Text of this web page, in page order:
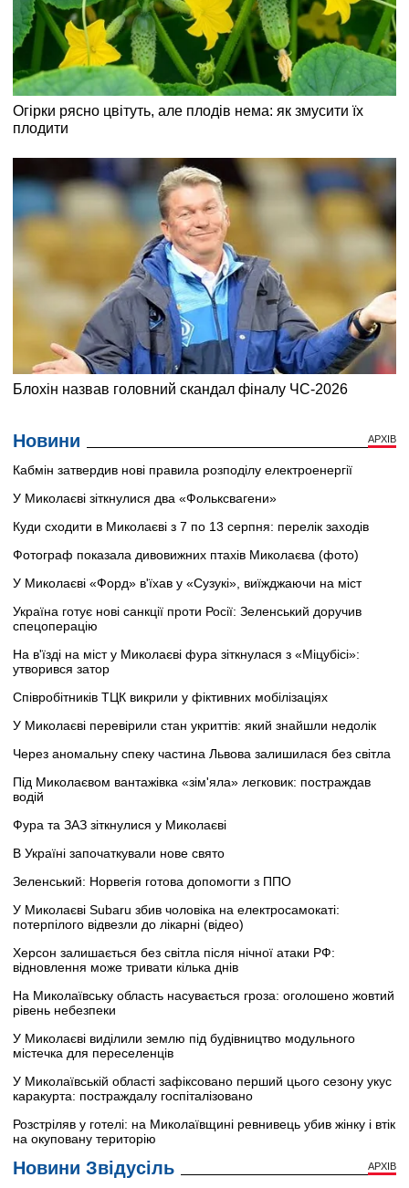
Новини АРХІВ
Кабмін затвердив нові правила розподілу електроенергії
У Миколаєві зіткнулися два «Фольксвагени»
Куди сходити в Миколаєві з 7 по 13 серпня: перелік заходів
Фотограф показала дивовижних птахів Миколаєва (фото)
У Миколаєві «Форд» в'їхав у «Сузукі», виїжджаючи на міст
Україна готує нові санкції проти Росії: Зеленський доручив
спецоперацію
На в'їзді на міст у Миколаєві фура зіткнулася з «Міцубісі»:
утворився затор
Співробітників ТЦК викрили у фіктивних мобілізаціях
У Миколаєві перевірили стан укриттів: який знайшли недолік
Через аномальну спеку частина Львова залишилася без світла
Під Миколаєвом вантажівка «зім'яла» легковик: постраждав
водій
Фура та ЗАЗ зіткнулися у Миколаєві
В Україні започаткували нове свято
Зеленський: Норвегія готова допомогти з ППО
У Миколаєві Subaru збив чоловіка на електросамокаті:
потерпілого відвезли до лікарні (відео)
Херсон залишається без світла після нічної атаки РФ:
відновлення може тривати кілька днів
На Миколаївську область насувається гроза: оголошено жовтий
рівень небезпеки
У Миколаєві виділили землю під будівництво модульного
містечка для переселенців
У Миколаївській області зафіксовано перший цього сезону укус
каракурта: постраждалу госпіталізовано
Розстріляв у готелі: на Миколаївщині ревнивець убив жінку і втік
на окуповану територію
Новини Звідусіль АРХІВ